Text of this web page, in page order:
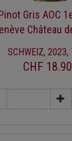
Gris AOC
Château
SCHWEIZ, 2023,
CHF 18.90